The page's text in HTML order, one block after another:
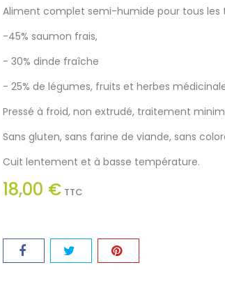
Aliment complet semi-humide pour tous les
-45% saumon frais,
- 30% dinde fraîche
- 25% de légumes, fruits et herbes
Pressé à froid, non extrudé, traitement
Sans gluten, sans farine de viande, sans
Cuit lentement et à basse température.
18,00 € TTC